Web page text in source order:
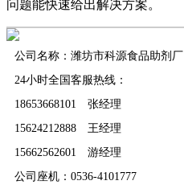
问题能快速给出解决方案。
公司名称：潍坊市科源食品助剂厂
24小时全国客服热线：
18653668101 张经理
15624212888 王经理
15662562601 游经理
公司座机：0536-4101777